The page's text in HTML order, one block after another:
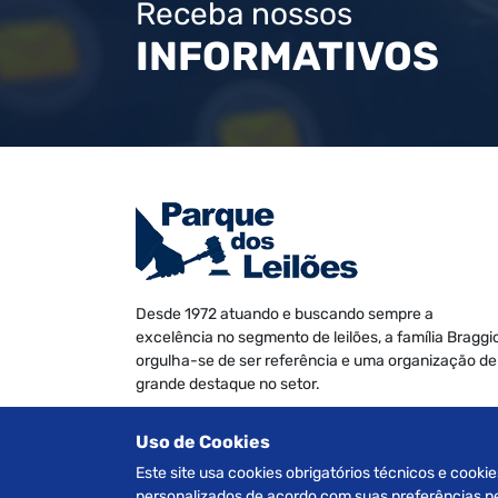
Receba nossos
INFORMATIVOS
Desde 1972 atuando e buscando sempre a
excelência no segmento de leilões, a família
orgulha-se de ser referência e uma organização de
grande destaque no setor.
Veículos, Imóveis Judiciais e Extrajudiciais,
e Equipamentos, Informática e Móveis diversos.
Uso de Cookies
Este site usa cookies obrigatórios técnicos e